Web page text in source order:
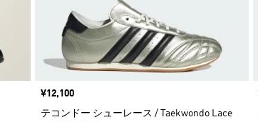
価格
¥12,100
テコンドー シューレース / Taekwondo Lace